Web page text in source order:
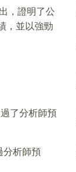
，證明了公
，並以強勁
了分析師預
分析師預